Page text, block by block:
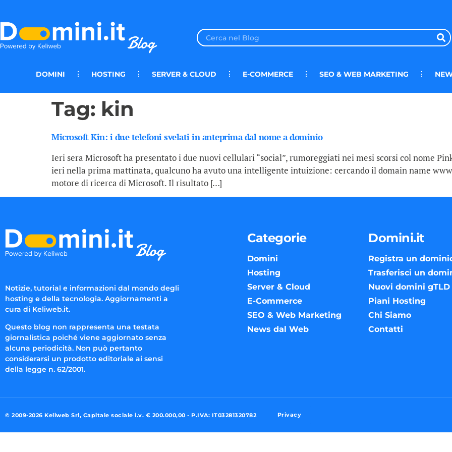
DOMINI HOSTING SERVER & CLOUD E-COMMERCE SEO & WEB MARKETING
Tag: kin
Microsoft Kin: i due telefoni svelati in anteprima dal nome a dominio
Ieri sera Microsoft ha presentato i due nuovi cellulari “social”, rumoreggiati nei mesi scorsi col nome
ieri nella prima mattinata, qualcuno ha avuto una intelligente intuizione: cercando il domain name
motore di ricerca di Microsoft. Il risultato […]
Notizie, tutorial e informazioni dal mondo degli
hosting e della tecnologia. Aggiornamenti a
cura di Keliweb.it.
Questo blog non rappresenta una testata
giornalistica poiché viene aggiornato senza
alcuna periodicità. Non può pertanto
considerarsi un prodotto editoriale ai sensi
della legge n. 62/2001.
Categorie
Domini
Hosting
Server & Cloud
E-Commerce
SEO & Web Marketing
News dal Web
Domini.it
Registra un
Trasferisci un
Nuovi domini gTLD
Piani Hosting
Chi Siamo
Contatti
© 2009-2026 Keliweb Srl, Capitale sociale i.v. € 200.000,00 - P.IVA: IT03281320782 Privacy